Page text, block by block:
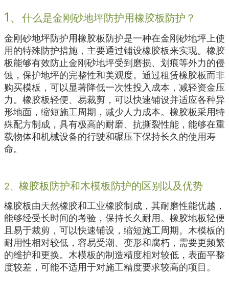
1、 什么是金刚砂地坪防护用橡胶板防护？
金刚砂地坪防护用橡胶板防护是一种在金刚砂地坪上使
用的特殊防护措施，主要通过铺设橡胶板来实现。橡胶
板能够有效防止金刚砂地坪受到磨损、划痕等外力的侵
蚀，保护地坪的完整性和美观度。通过租赁橡胶板而非
购买模板，可以显著降低一次性投入成本，减轻资金压
力。橡胶板轻便、易裁剪，可以快速铺设并适应各种异
形地面，缩短施工周期，减少人力成本。橡胶板采用特
殊配方制成，具有极高的耐磨、抗撕裂性能，能够在重
载物体和机械设备的行驶和碾压下保持长久的使用寿
命。
2、 橡胶板防护和木模板防护的区别以及优势
橡胶板由天然橡胶和工业橡胶制成，其耐磨性能优越，
能够经受长时间的考验，保持长久耐用。橡胶地板轻便
且易于裁剪，可以快速铺设，缩短施工周期。木模板的
耐用性相对较低，容易受潮、变形和腐朽，需要更频繁
的维护和更换。木模板的制造精度相对较低，表面平整
度较差，可能不适用于对施工精度要求较高的项目。